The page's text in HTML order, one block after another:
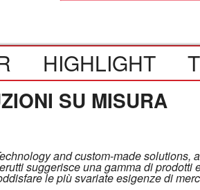
HIGHLIGHT
SU MISURA
and custom-made solutions,
suggerisce una gamma di prodotti
le più svariate esigenze di